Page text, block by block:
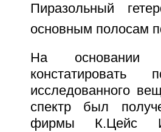
Пиразольный
основным полосам
На основании
констатировать
исследованного
спектр был
фирмы К.Цейс